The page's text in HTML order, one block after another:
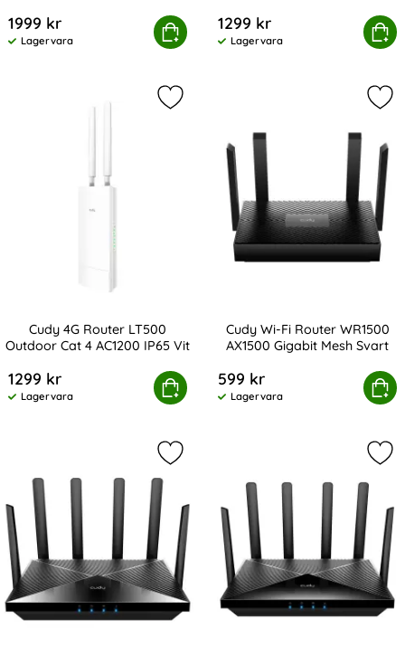
1999 kr
Tillgänglighet:
Lagervara
Köp
Solution M3000 2-pack AX3000 Gigabit Wi-Fi 6 2.5G
1299 kr
Tillgänglighet:
Lagervara
Köp
Cudy Mesh Solution M3000
Cudy 4G Router LT500
Outdoor Cat 4 AC1200 IP65 Vit
1299 kr
Tillgänglighet:
Lagervara
Köp
4G Router LT500 Outdoor Cat 4 AC1200 IP65 Vit
Markera cudy 4G Router LT500
Cudy Wi-Fi Router WR1500
AX1500 Gigabit Mesh Svart
599 kr
Tillgänglighet:
Lagervara
Köp
Cudy Wi-Fi Router WR1500
Markera cudy 4G Router LT18 Cat